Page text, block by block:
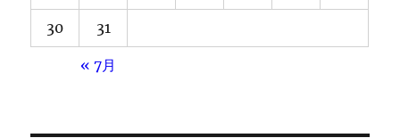
30 31
« 7月